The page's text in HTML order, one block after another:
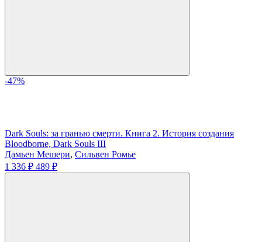
-47%
Dark Souls: за гранью смерти. Книга 2. История создания
Bloodborne, Dark Souls III
Дамьен Мешери, Сильвен Ромье
1 336 ₽ 489 ₽